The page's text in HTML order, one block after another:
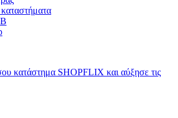
κατάστημα SHOPFLIX και αύξησε τις